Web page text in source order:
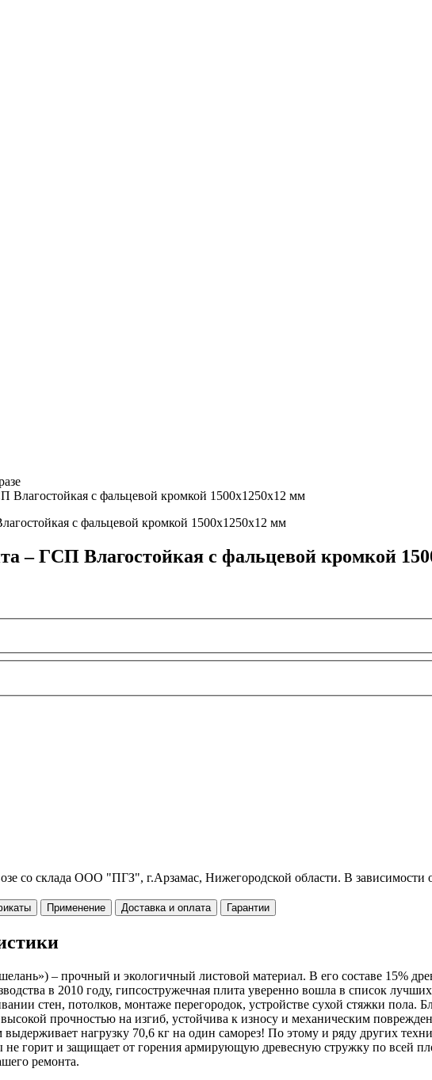
Влагостойкая с фальцевой кромкой 1500х1250х12 мм
– ГСП Влагостойкая с фальцевой кромкой
со склада ООО "ПГЗ", г.Арзамас, Нижегородской области. В зависимости
Применение Доставка и оплата Гарантии
– прочный и экологичный листовой материал. В его составе 15%
в 2010 году, гипсостружечная плита уверенно вошла в список
стен, потолков, монтаже перегородок, устройстве сухой стяжки пола.
высокой прочностью на изгиб, устойчива к износу и механическим
нагрузку 70,6 кг на один саморез! По этому и ряду других
не горит и защищает от горения армирующую древесную стружку по всей
ремонта.